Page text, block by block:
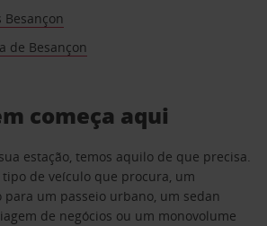
de Besançon
começa aqui
estação, temos aquilo de que precisa.
de veículo que procura, um
para um passeio urbano, um sedan
de negócios ou um monovolume